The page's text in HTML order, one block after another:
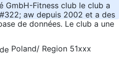
GmbH-Fitness club le club a
aw depuis 2002 et a des
de données. Le club a une
Poland/ Region 51xxx